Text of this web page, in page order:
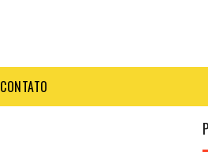
CONTATO